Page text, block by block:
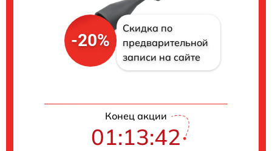
-20%
Скидка по
предварительной
записи на сайте
Конец акции
01:13:41